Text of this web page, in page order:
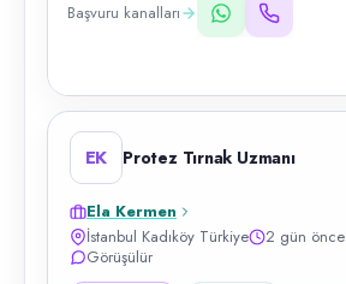
Başvuru kanalları
EK Protez Tırnak Uzmanı
Ela Kermen
İstanbul Kadıköy Türkiye
2 gün önce
Görüşülür